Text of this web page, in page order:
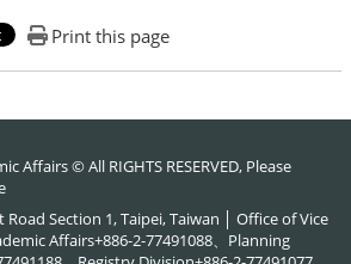
Print this page
Affairs © All RIGHTS RESERVED, Please
Road Section 1, Taipei, Taiwan │ Office of Vice
Affairs+886-2-77491088、Planning